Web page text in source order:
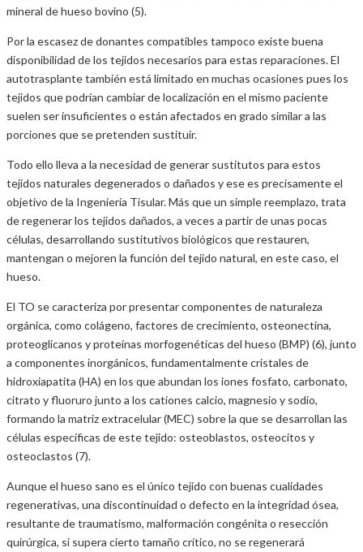
mineral de hueso bovino (5).
Por la escasez de donantes compatibles tampoco existe buena
disponibilidad de los tejidos necesarios para estas reparaciones. El
autotrasplante también está limitado en muchas ocasiones pues los
tejidos que podrían cambiar de localización en el mismo paciente
suelen ser insuficientes o están afectados en grado similar a las
porciones que se pretenden sustituir.
Todo ello lleva a la necesidad de generar sustitutos para estos
tejidos naturales degenerados o dañados y ese es precisamente el
objetivo de la Ingeniería Tisular. Más que un simple reemplazo, trata
de regenerar los tejidos dañados, a veces a partir de unas pocas
células, desarrollando sustitutivos biológicos que restauren,
mantengan o mejoren la función del tejido natural, en este caso, el
hueso.
El TO se caracteriza por presentar componentes de naturaleza
orgánica, como colágeno, factores de crecimiento, osteonectina,
proteoglicanos y proteínas morfogenéticas del hueso (BMP) (6), junto
a componentes inorgánicos, fundamentalmente cristales de
hidroxiapatita (HA) en los que abundan los iones fosfato, carbonato,
citrato y fluoruro junto a los cationes calcio, magnesio y sodio,
formando la matriz extracelular (MEC) sobre la que se desarrollan las
células específicas de este tejido: osteoblastos, osteocitos y
osteoclastos (7).
Aunque el hueso sano es el único tejido con buenas cualidades
regenerativas, una discontinuidad o defecto en la integridad ósea,
resultante de traumatismo, malformación congénita o resección
quirúrgica, si supera cierto tamaño crítico, no se regenerará